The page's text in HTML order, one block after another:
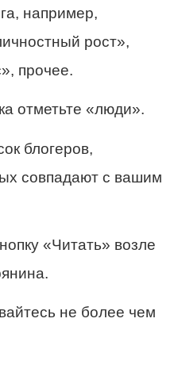
например,
рост»,
прочее.
отметьте «люди».
блогеров,
совпадают с вашим
«Читать» возле
не более чем